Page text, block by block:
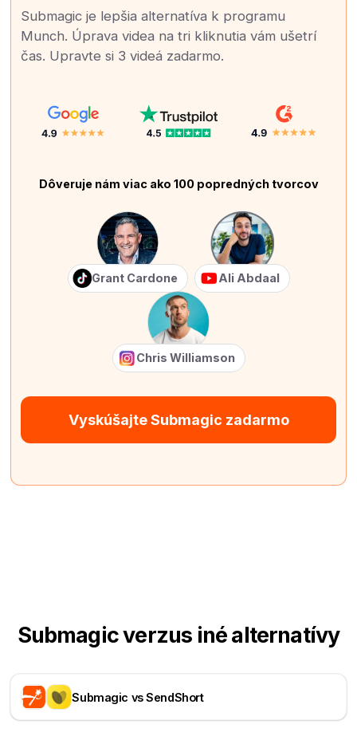
Submagic je lepšia alternatíva k programu
Munch. Úprava videa na tri kliknutia vám ušetrí
čas. Upravte si 3 videá zadarmo.
Dôveruje nám viac ako 100 popredných tvorcov
Grant Cardone Ali Abdaal
Chris Williamson
Vyskúšajte Submagic zadarmo
Submagic verzus iné alternatívy
Submagic vs SendShort